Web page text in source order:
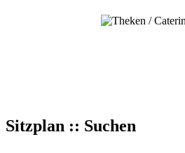
Sitzplan :: Suchen